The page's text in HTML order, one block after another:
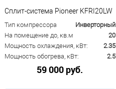
Сплит-система Pioneer KFRI20LW
Тип компрессора
Инверторный
На помещение до, кв.м
20
Мощность охлаждения, кВт:
2.35
Мощность обогрева, кВт:
2.5
59 000 руб.